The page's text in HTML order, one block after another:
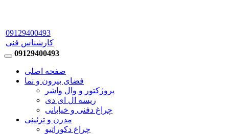
09129400493
کارشناس فنی
09129400493
صفحه اصلی
فضای بیرون و نما
پروژکتور و وال واشر
ریسه ال ای دی
چراغ دفنی و خیابانی
مدرن و تزئینی
چراغ دکوراتیو